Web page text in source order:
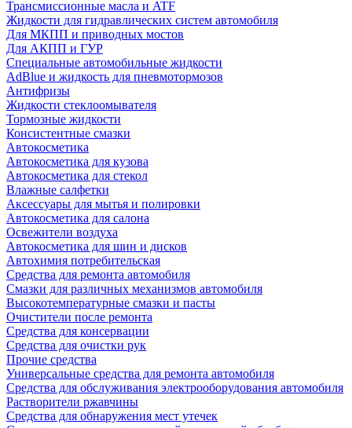
Трансмиссионные масла и ATF
Жидкости для гидравлических систем автомобиля
Для МКПП и приводных мостов
Для АКПП и ГУР
Специальные автомобильные жидкости
AdBlue и жидкость для пневмотормозов
Антифризы
Жидкости стеклоомывателя
Тормозные жидкости
Консистентные смазки
Автокосметика
Автокосметика для кузова
Автокосметика для стекол
Влажные салфетки
Аксессуары для мытья и полировки
Автокосметика для салона
Освежители воздуха
Автокосметика для шин и дисков
Автохимия потребительская
Средства для ремонта автомобиля
Смазки для различных механизмов автомобиля
Высокотемпературные смазки и пасты
Очистители после ремонта
Средства для консервации
Средства для очистки рук
Прочие средства
Универсальные средства для ремонта автомобиля
Средства для обслуживания электрооборудования автомобиля
Растворители ржавчины
Средства для обнаружения мест утечек